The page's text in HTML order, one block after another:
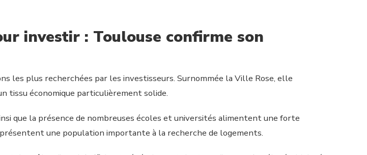
investir : Toulouse confirme son
les plus recherchées par les investisseurs. Surnommée la Ville Rose, elle
tissu économique particulièrement solide.
que la présence de nombreuses écoles et universités alimentent une forte
une population importante à la recherche de logements.